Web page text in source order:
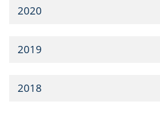
2020
2019
2018